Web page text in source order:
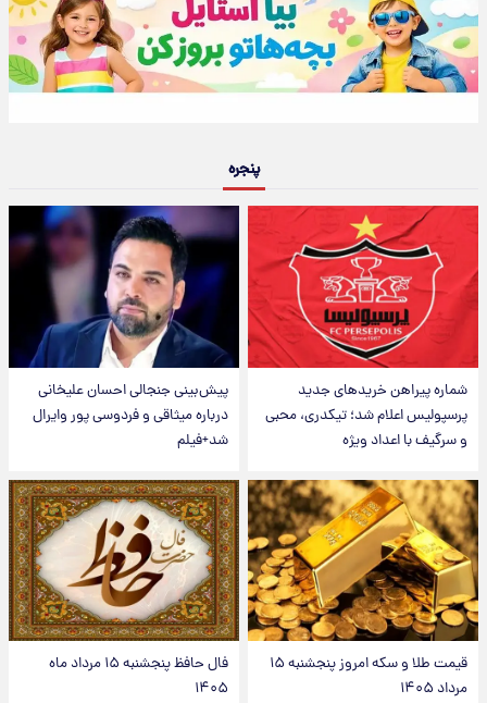
پنجره
شماره پیراهن خریدهای جدید
پرسپولیس اعلام شد؛ تیکدری، محبی
و سرگیف با اعداد ویژه
پیش‌بینی جنجالی احسان علیخانی
درباره میثاقی و فردوسی پور وایرال
شد+فیلم
قیمت طلا و سکه امروز پنجشنبه ۱۵
مرداد ۱۴۰۵
فال حافظ پنجشنبه ۱۵ مرداد ماه
۱۴۰۵